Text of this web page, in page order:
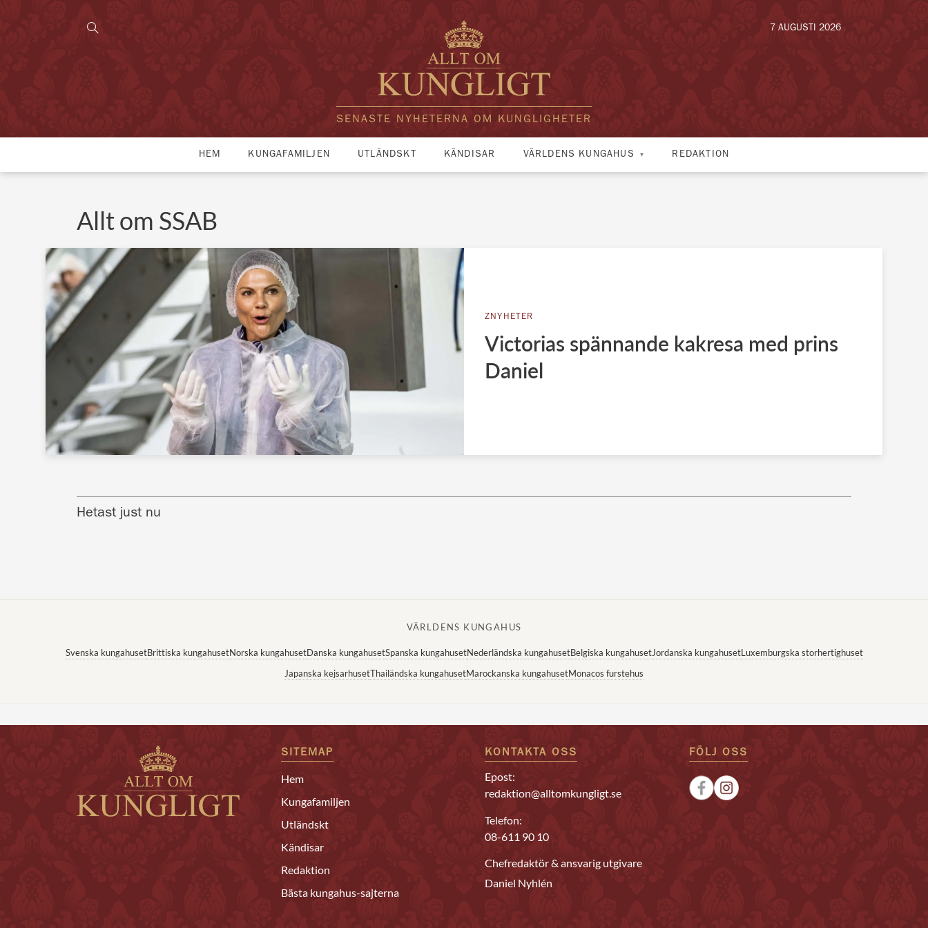
SENASTE NYHETERNA OM KUNGLIGHETER
7 AUGUSTI 2026
HEM KUNGAFAMILJEN UTLÄNDSKT KÄNDISAR VÄRLDENS KUNGAHUS REDAKTION
Allt om SSAB
ZNYHETER
Victorias spännande kakresa med prins
Daniel
Hetast just nu
VÄRLDENS KUNGAHUS
Svenska kungahusetBrittiska kungahusetNorska kungahusetDanska kungahusetSpanska kungahusetNederländska kungahusetBelgiska kungahusetJordanska kungahusetLuxemburgska storhertighuset
Japanska kejsarhusetThailändska kungahusetMarockanska kungahusetMonacos furstehus
SITEMAP
Hem
Kungafamiljen
Utländskt
Kändisar
Redaktion
Bästa kungahus-sajterna
KONTAKTA OSS
Epost:
redaktion@alltomkungligt.se
Telefon:
08-611 90 10
Chefredaktör & ansvarig utgivare
Daniel Nyhlén
FÖLJ OSS